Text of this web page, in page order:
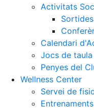
Activitats
Calendari
Jocs de taula
Penyes del
Wellness Center
Servei de